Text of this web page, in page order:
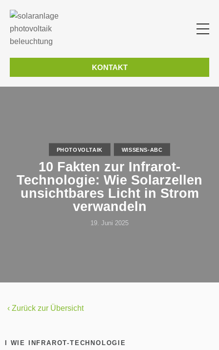
KONTAKT
PHOTOVOLTAIK WISSENS-ABC
10 Fakten zur Infrarot-
Technologie: Wie Solarzellen
unsichtbares Licht in Strom
verwandeln
19. Juni 2025
‹ Zurück zur Übersicht
I WIE INFRAROT-TECHNOLOGIE